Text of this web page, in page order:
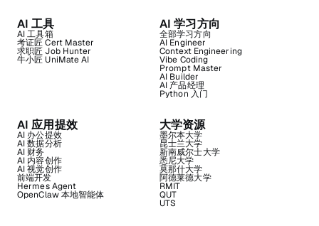
AI 工具
AI 工具箱
考证匠 Cert Master
求职匠 Job Hunter
牛小匠 UniMate AI
AI 学习方向
全部学习方向
AI Engineer
Context Engineering
Vibe Coding
Prompt Master
AI Builder
AI 产品经理
Python 入门
AI 应用提效
AI 办公提效
AI 数据分析
AI 财务
AI 内容创作
AI 视觉创作
前端开发
Hermes Agent
OpenClaw 本地智能体
大学资源
墨尔本大学
昆士兰大学
新南威尔士大学
悉尼大学
莫那什大学
阿德莱德大学
RMIT
QUT
UTS